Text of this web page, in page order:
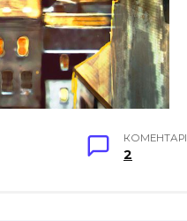
КОМЕНТАРІ
2